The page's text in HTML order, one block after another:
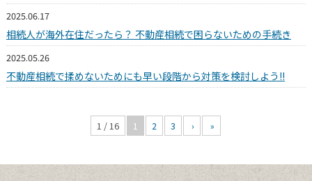
2025.06.17
相続人が海外在住だったら？ 不動産相続で困らないための手続き
2025.05.26
不動産相続で揉めないためにも早い段階から対策を検討しよう!!
1 / 16 1 2 3 › »